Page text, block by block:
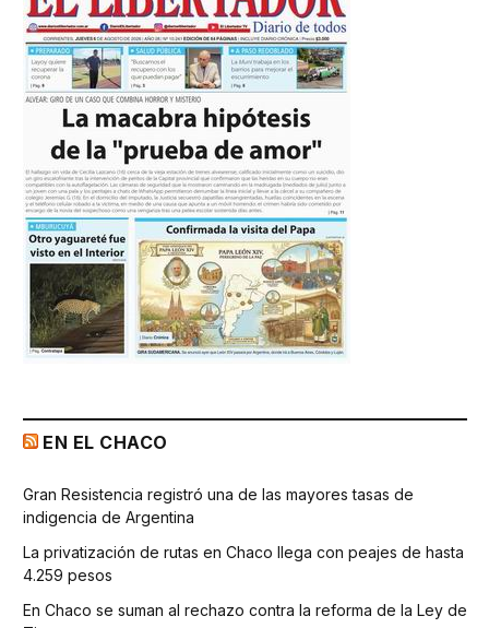
EN EL CHACO
Gran Resistencia registró una de las mayores tasas de
indigencia de Argentina
La privatización de rutas en Chaco llega con peajes de hasta
4.259 pesos
En Chaco se suman al rechazo contra la reforma de la Ley de